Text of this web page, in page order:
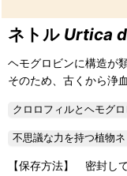
ネトル Urtica
ヘモグロビンに構造が
そのため、古くから浄
【保存方法】 密封し